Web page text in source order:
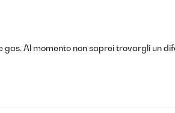
Al momento non saprei trovargli un